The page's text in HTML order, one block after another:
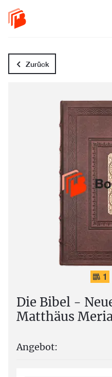
Zurück
1
Die Bibel -
Matthäus
Angebot: